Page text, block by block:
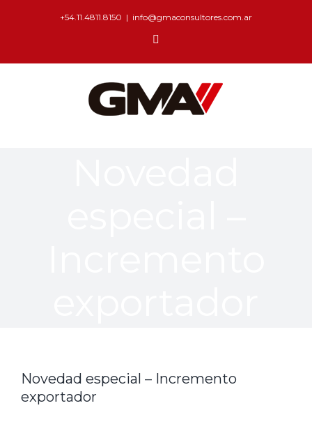
+54.11.4811.8150 | info@gmaconsultores.com.ar
Novedad especial – Incremento
exportador